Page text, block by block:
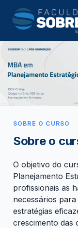
SOBRE O CURSO
Sobre o
O objetivo do
Planejamento
profissionais as
necessários
estratégias
crescimento das